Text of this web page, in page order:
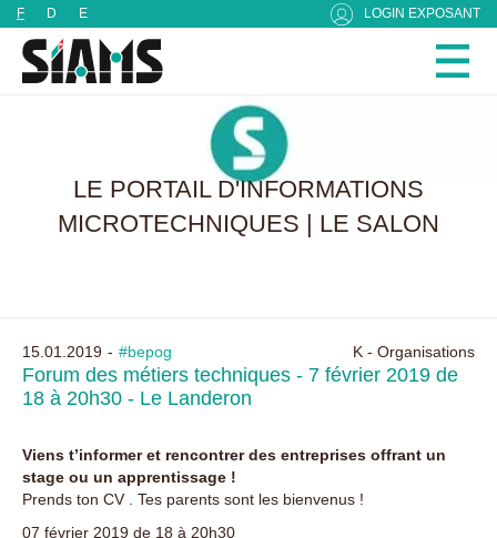
F D E LOGIN EXPOSANT
LE PORTAIL D'INFORMATIONS
MICROTECHNIQUES | LE SALON
15.01.2019 #bepog K - Organisations
Forum des métiers techniques - 7 février 2019 de
18 à 20h30 - Le Landeron
Viens t’informer et rencontrer des entreprises offrant un
stage ou un apprentissage !
Prends ton CV . Tes parents sont les bienvenus !
07 février 2019 de 18 à 20h30
Panneau de gestion des cookies